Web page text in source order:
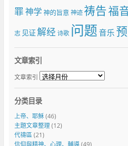
罪神学 神的旨意 神迹 祷告福
志 见证解经 诗歌 问题音乐
文章索引
文章索引
分类目录
上帝、耶穌(46)
主題文章整理(12)
代禱區(21)